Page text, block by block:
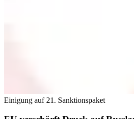
Einigung auf 21. Sanktionspaket